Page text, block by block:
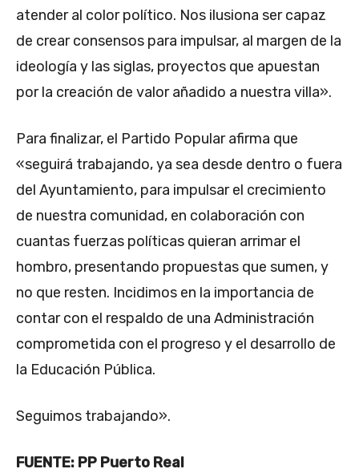
atender al color político. Nos ilusiona ser capaz
de crear consensos para impulsar, al margen de la
ideología y las siglas, proyectos que apuestan
por la creación de valor añadido a nuestra villa».
Para finalizar, el Partido Popular afirma que
«seguirá trabajando, ya sea desde dentro o fuera
del Ayuntamiento, para impulsar el crecimiento
de nuestra comunidad, en colaboración con
cuantas fuerzas políticas quieran arrimar el
hombro, presentando propuestas que sumen, y
no que resten. Incidimos en la importancia de
contar con el respaldo de una Administración
comprometida con el progreso y el desarrollo de
la Educación Pública.
Seguimos trabajando».
FUENTE: PP Puerto Real